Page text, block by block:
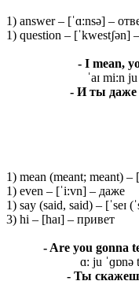
1) answer – [ˈɑ:nsə] –
1) question – [ˈkwestʃən]
- I mean,
ˈaɪ mi:n
- И ты даже
1) mean (meant; meant)
1) even – [ˈi:vn] – даже
1) say (said, said) – [ˈseɪ
3) hi – [haɪ] – привет
- Are you gonna
ɑ: ju ˈɡɒnə
- Ты